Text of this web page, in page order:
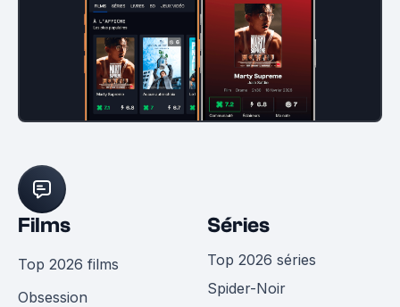
Films
Top 2026 films
Obsession
Séries
Top 2026 séries
Spider-Noir